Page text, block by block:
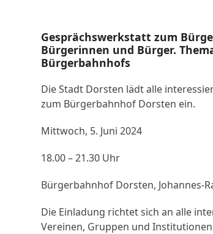
Gesprächswerkstatt zum
Bürgerinnen und Bürger.
Bürgerbahnhofs
Die Stadt Dorsten lädt alle
zum Bürgerbahnhof Dorsten ein.
Mittwoch, 5. Juni 2024
18.00 – 21.30 Uhr
Bürgerbahnhof Dorsten, Johannes-
Die Einladung richtet sich an alle
Vereinen, Gruppen und